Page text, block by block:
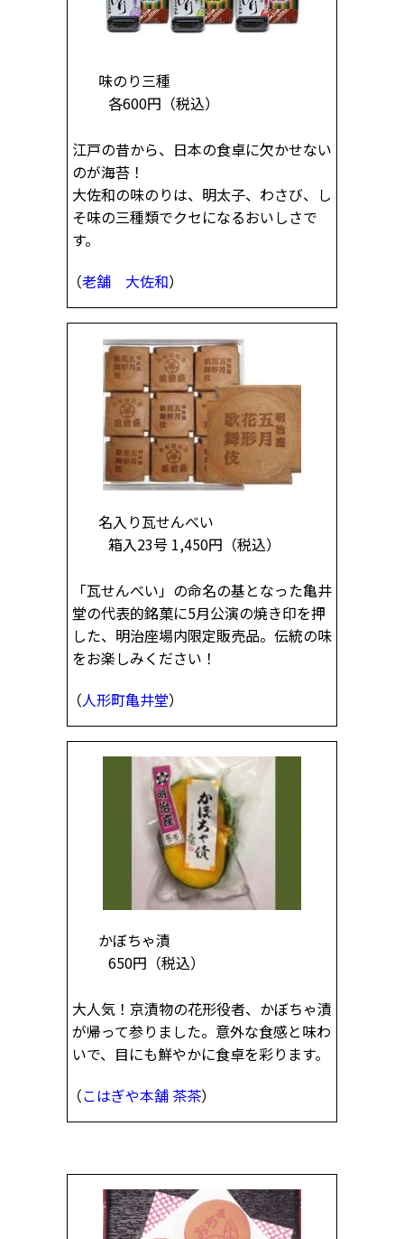
味のり三種
各600円 （税込）
江戸の昔から、日本の食卓に欠かせない
のが海苔！
大佐和の味のりは、明太子、わさび、し
そ味の三種類でクセになるおいしさで
す。
（老舗 大佐和）
名入り瓦せんべい
箱入23号 1,450円 （税込）
「瓦せんべい」の命名の基となった亀井
堂の代表的銘菓に5月公演の焼き印を押
した、明治座場内限定販売品。伝統の味
をお楽しみください！
（人形町亀井堂）
かぼちゃ漬
650円 （税込）
大人気！京漬物の花形役者、かぼちゃ漬
が帰って参りました。意外な食感と味わ
いで、目にも鮮やかに食卓を彩ります。
（こはぎや本舗 茶茶）